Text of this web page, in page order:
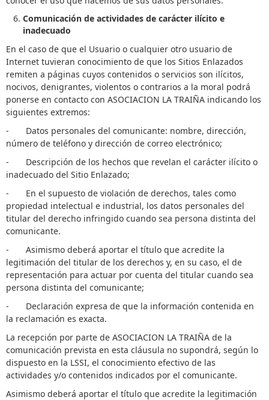
Comunicación de actividades de carácter ilícito e
inadecuado
En el caso de que el Usuario o cualquier otro usuario de
Internet tuvieran conocimiento de que los Sitios Enlazados
remiten a páginas cuyos contenidos o servicios son ilícitos,
nocivos, denigrantes, violentos o contrarios a la moral podrá
ponerse en contacto con ASOCIACION LA TRAIÑA indicando los
siguientes extremos:
- Datos personales del comunicante: nombre, dirección,
número de teléfono y dirección de correo electrónico;
- Descripción de los hechos que revelan el carácter ilícito o
inadecuado del Sitio Enlazado;
- En el supuesto de violación de derechos, tales como
propiedad intelectual e industrial, los datos personales del
titular del derecho infringido cuando sea persona distinta del
comunicante.
- Asimismo deberá aportar el título que acredite la
legitimación del titular de los derechos y, en su caso, el de
representación para actuar por cuenta del titular cuando sea
persona distinta del comunicante;
- Declaración expresa de que la información contenida en
la reclamación es exacta.
La recepción por parte de ASOCIACION LA TRAIÑA de la
comunicación prevista en esta cláusula no supondrá, según lo
dispuesto en la LSSI, el conocimiento efectivo de las
actividades y/o contenidos indicados por el comunicante.
Asimismo deberá aportar el título que acredite la legitimación